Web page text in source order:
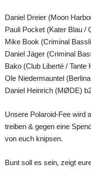
Daniel Dreier (Moon
Pauli Pocket (Kater Blau /
Mike Book (Criminal
Daniel Jäger (Criminal
Bako (Club Liberté / Tante
Ole Niedermauntel
Daniel Heinrich (MØDE)
Unsere Polaroid-Fee wird
treiben & gegen eine
von euch knipsen.
Bunt soll es sein, zeigt